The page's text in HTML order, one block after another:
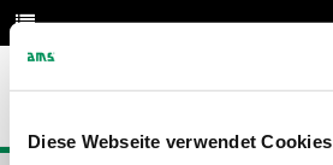
Diese Webseite verwendet Cookies